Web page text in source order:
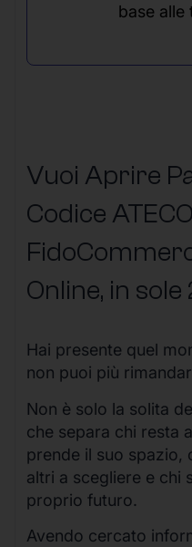
base alle
Vuoi Aprire
Codice
Online, in sole
Hai presente quel
non puoi più
Non è solo la solita
che separa chi resta
prende il suo spazio,
altri a scegliere e chi
proprio futuro.
Avendo cercato